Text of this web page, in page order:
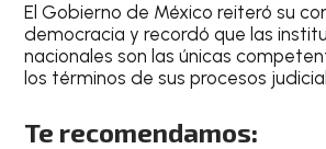
El Gobierno de México reiteró su
democracia y recordó que las
nacionales son las únicas
los términos de sus procesos
Te recomendamos: